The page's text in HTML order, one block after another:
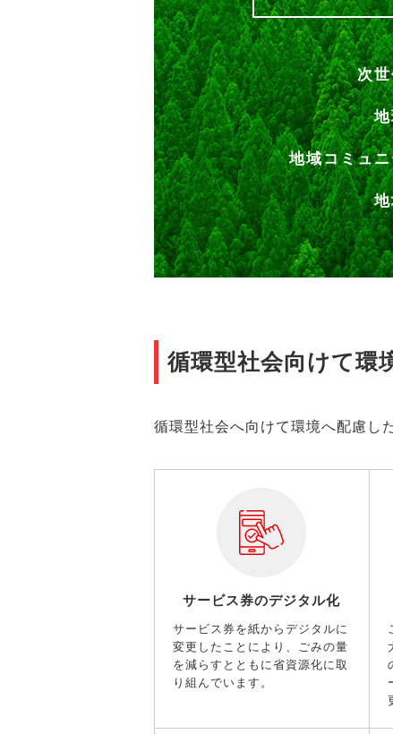
次
地域コミュ
循環型社会向けて環
循環型社会へ向けて環境へ配慮し
サービス券のデジタル化
サービス券を紙からデジタルに
変更したことにより、ごみの量
を減らすとともに省資源化に取
り組んでいます。